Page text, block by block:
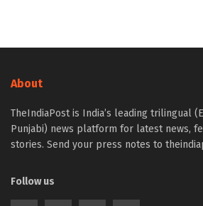
About
TheIndiaPost is India’s leading trilingual
Punjabi) news platform for latest news,
stories. Send your press notes to
Follow us